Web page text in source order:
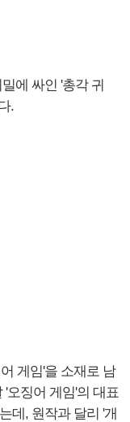
에 싸인 '총각 귀
.
게임'을 소재로 남
오징어 게임'의 대표
데, 원작과 달리 '개